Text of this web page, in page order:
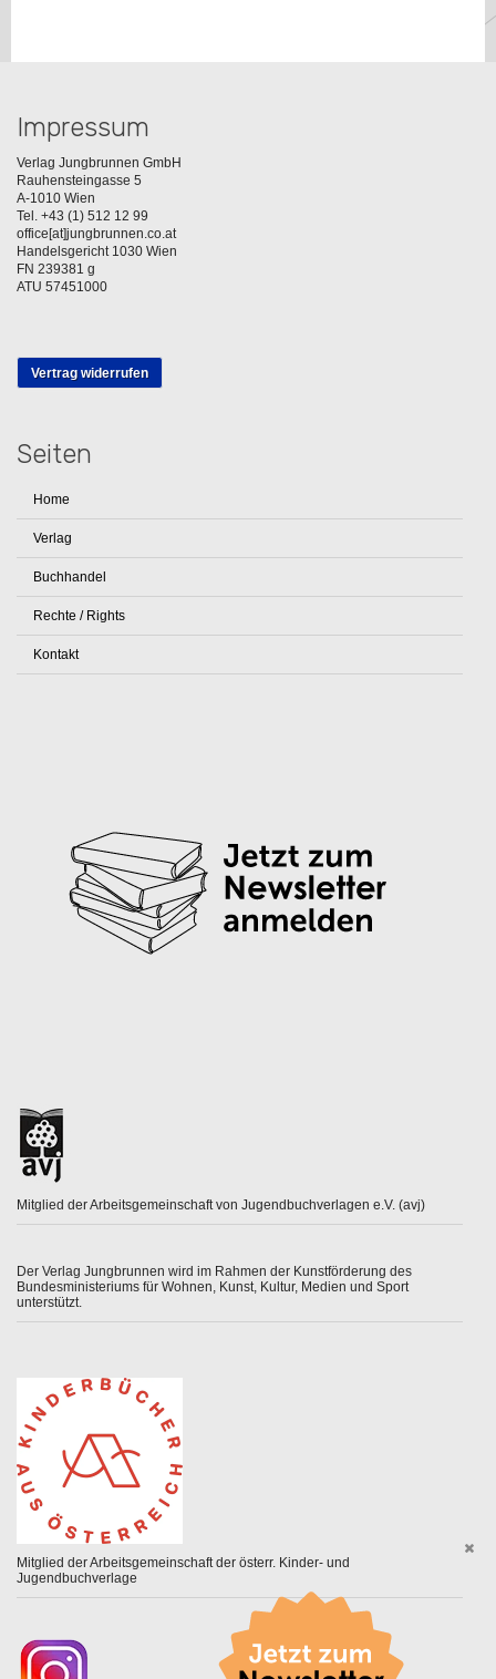
Impressum
Verlag Jungbrunnen GmbH
Rauhensteingasse 5
A-1010 Wien
Tel. +43 (1) 512 12 99
office[at]jungbrunnen.co.at
Handelsgericht 1030 Wien
FN 239381 g
ATU 57451000
Vertrag widerrufen
Seiten
Home
Verlag
Buchhandel
Rechte / Rights
Kontakt
Mitglied der Arbeitsgemeinschaft von Jugendbuchverlagen e.V. (avj)
Der Verlag Jungbrunnen wird im Rahmen der Kunstförderung des
Bundesministeriums für Wohnen, Kunst, Kultur, Medien und Sport
unterstützt.
Mitglied der Arbeitsgemeinschaft der österr. Kinder- und
Jugendbuchverlage